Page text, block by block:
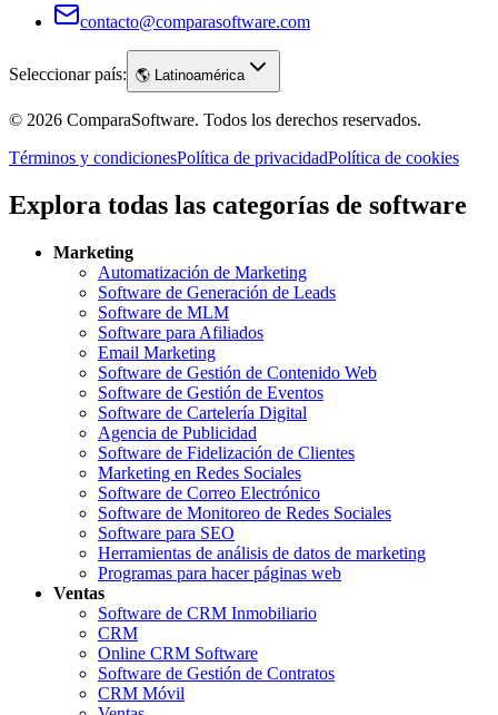
contacto@comparasoftware.com
Seleccionar país: 🌎 Latinoamérica
© 2026 ComparaSoftware. Todos los derechos reservados.
Términos y condicionesPolítica de privacidadPolítica de cookies
Explora todas las categorías de software
Marketing
Automatización de Marketing
Software de Generación de Leads
Software de MLM
Software para Afiliados
Email Marketing
Software de Gestión de Contenido Web
Software de Gestión de Eventos
Software de Cartelería Digital
Agencia de Publicidad
Software de Fidelización de Clientes
Marketing en Redes Sociales
Software de Correo Electrónico
Software de Monitoreo de Redes Sociales
Software para SEO
Herramientas de análisis de datos de marketing
Programas para hacer páginas web
Ventas
Software de CRM Inmobiliario
CRM
Online CRM Software
Software de Gestión de Contratos
CRM Móvil